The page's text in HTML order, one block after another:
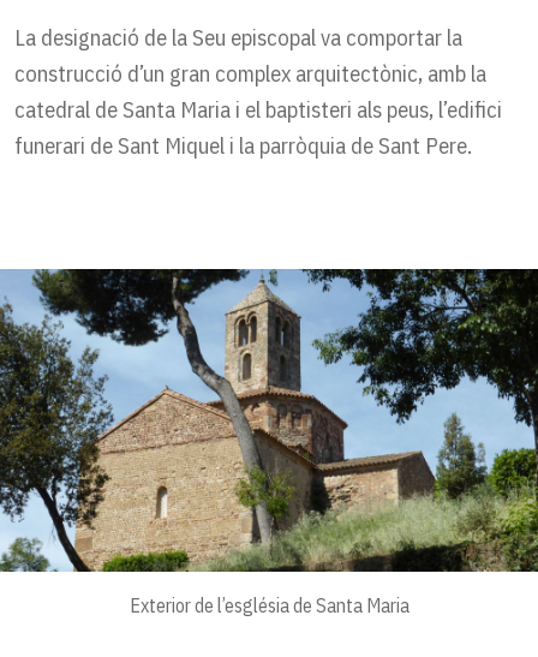
La designació de la Seu episcopal va comportar la
construcció d’un gran complex arquitectònic, amb la
catedral de Santa Maria i el baptisteri als peus, l’edifici
funerari de Sant Miquel i la parròquia de Sant Pere.
Exterior de l’església de Santa Maria